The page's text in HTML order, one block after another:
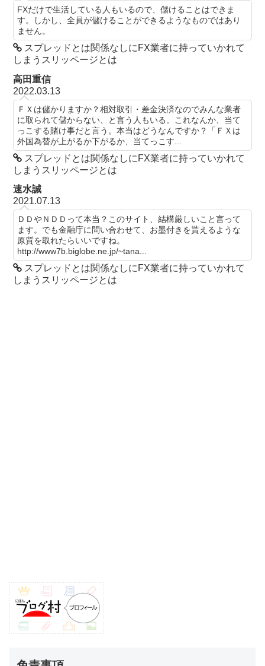
FXだけで生活している人もいるので、儲けることはできま
す。しかし、全員が儲けることができるようなものではあり
ません。
スプレッドとは関係なしにFX業者に持っていかれて
しまうスリッページとは
高田重信
2022.03.13
ＦＸは儲かりますか？相対取引・差金決済なのでみんな業者
に取られて儲からない、と言う人もいる。これなんか、当て
っこする賭け事だと言う。本当はどうなんですか？「ＦＸは
外国為替が上がるか下がるか、当てっこす...
スプレッドとは関係なしにFX業者に持っていかれて
しまうスリッページとは
速水誠
2021.07.13
ＤＤやＮＤＤって本当？このサイト、結構厳しいこと言って
ます。でも金融庁に問い合わせて、お墨付きを貰えるような
原質を取れたらいいですね。
http://www7b.biglobe.ne.jp/~tana...
スプレッドとは関係なしにFX業者に持っていかれて
しまうスリッページとは